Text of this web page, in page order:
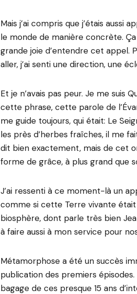
Mais j’ai compris que j’étais
le monde de manière concrète.
grande joie d’entendre cet appel.
aller, j’ai senti une direction, une
Et je n’avais pas peur. Je me suis
cette phrase, cette parole de
me guide toujours, qui était: Le
les près d’herbes fraîches, il me
dit bien exactement, mais de cet
forme de grâce, à plus grand que
J’ai ressenti à ce moment-là un
comme si cette Terre vivante
biosphère, dont parle très bien
à faire aussi à mon service pour
Métamorphose a été un succès
publication des premiers
bagage de ces presque 15 ans